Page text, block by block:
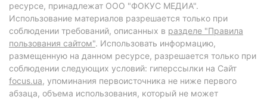
ресурсе, принадлежат ООО "ФОКУС МЕДИА".
Использование материалов разрешается только при
соблюдении требований, описанных в разделе "Правила
пользования сайтом". Использовать информацию,
размещенную на данном ресурсе, разрешается только при
соблюдении следующих условий: гиперссылки на Сайт
focus.ua, упоминания первоисточника не ниже первого
абзаца, объема использования, который не может